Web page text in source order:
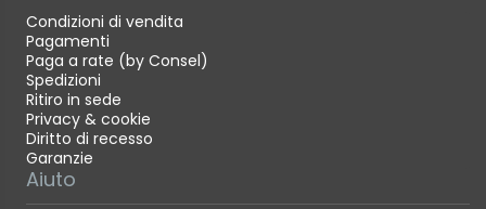
Condizioni di vendita
Pagamenti
Paga a rate (by Consel)
Spedizioni
Ritiro in sede
Privacy & cookie
Diritto di recesso
Garanzie
Aiuto